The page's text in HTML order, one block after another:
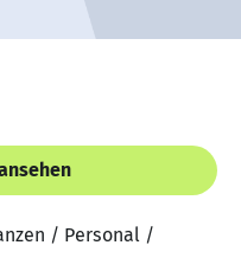
/ Personal /